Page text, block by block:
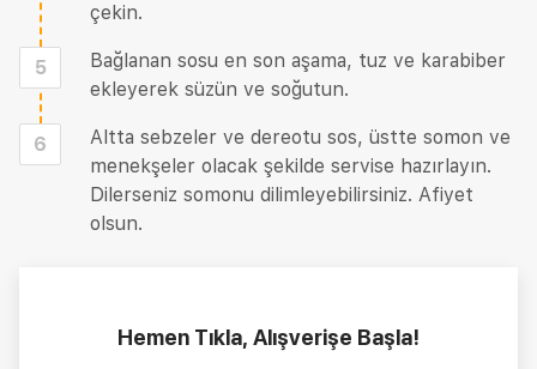
çekin.
5
Bağlanan sosu en son aşama, tuz ve karabiber
ekleyerek süzün ve soğutun.
6
Altta sebzeler ve dereotu sos, üstte somon ve
menekşeler olacak şekilde servise hazırlayın.
Dilerseniz somonu dilimleyebilirsiniz. Afiyet
olsun.
Hemen Tıkla, Alışverişe Başla!